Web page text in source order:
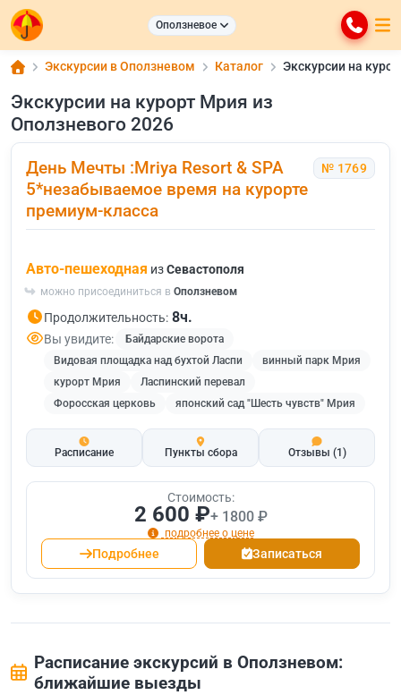
Оползневое
Экскурсии в Оползневом Каталог Экскурсии на
Экскурсии на курорт Мрия из
Оползневого 2026
День Мечты :Mriya Resort & SPA
5*незабываемое время на курорте
премиум-класса
№ 1769
Авто-пешеходная изСевастополя
можно присоединиться в Оползневом
Продолжительность: 8ч.
Вы увидите:
Байдарские ворота
Видовая площадка над бухтой Ласпи
винный парк Мрия
курорт Мрия
Ласпинский перевал
Форосская церковь
японский сад "Шесть чувств" Мрия
Расписание Пункты сбора Отзывы (1)
Стоимость:
2 600 ₽+ 1800 ₽
подробнее о цене
Подробнее Записаться
Расписание экскурсий в Оползневом:
ближайшие выезды